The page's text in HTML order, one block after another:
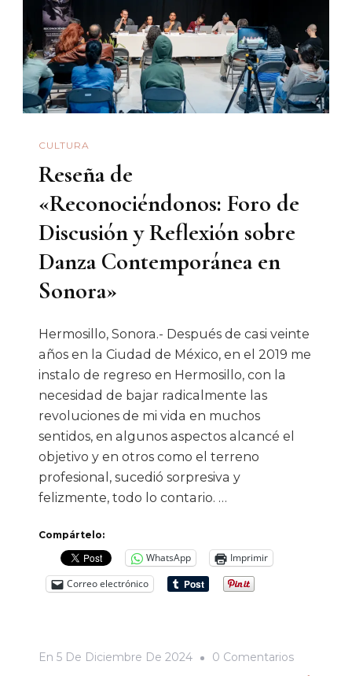
En
Los
«Eventos
Artísticos
Educación
En
CULTURA
Reseña de
«Reconociéndonos: Foro de
Discusión y Reflexión sobre
Danza Contemporánea en
Sonora»
Hermosillo, Sonora.- Después de casi veinte
años en la Ciudad de México, en el 2019 me
instalo de regreso en Hermosillo, con la
necesidad de bajar radicalmente las
revoluciones de mi vida en muchos
sentidos, en algunos aspectos alcancé el
objetivo y en otros como el terreno
profesional, sucedió sorpresiva y
felizmente, todo lo contario. …
Compártelo:
WhatsApp
Imprimir
Correo electrónico
En 5 De Diciembre De 2024 0 ComentariosEn